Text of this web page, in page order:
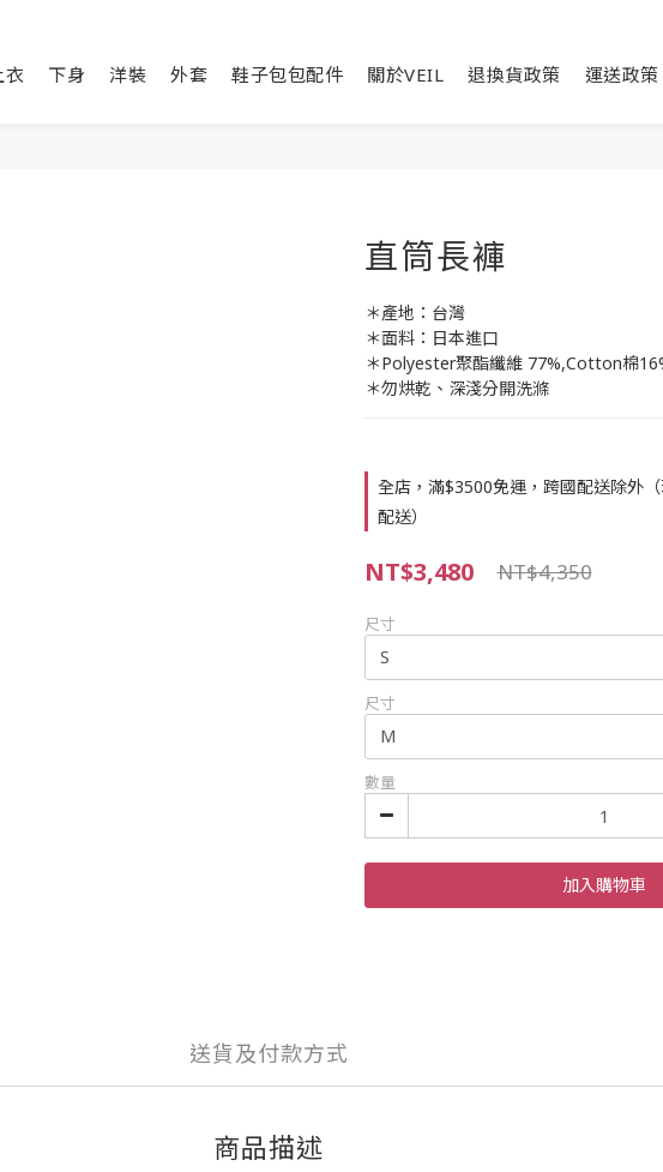
衣 下身 洋裝 外套 鞋子包包配件 關於VEIL 退換貨政策 運送政策
直筒長褲
＊產地：台灣
＊面料：日本進口
＊Polyester聚酯纖維 77%,Cotton棉
＊勿烘乾、深淺分開洗滌
全店，滿$3500免運，跨國配送除外
配送）
NT$3,480 NT$4,350
尺寸
尺寸
數量
加入購物車
送貨及付款方式
商品描述